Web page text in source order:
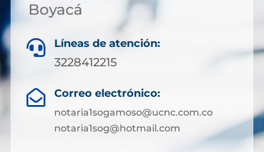
Boyacá
 Líneas de atención:
3228412215
 Correo electrónico:
notaria1sogamoso@ucnc.com.co
notaria1sog@hotmail.com